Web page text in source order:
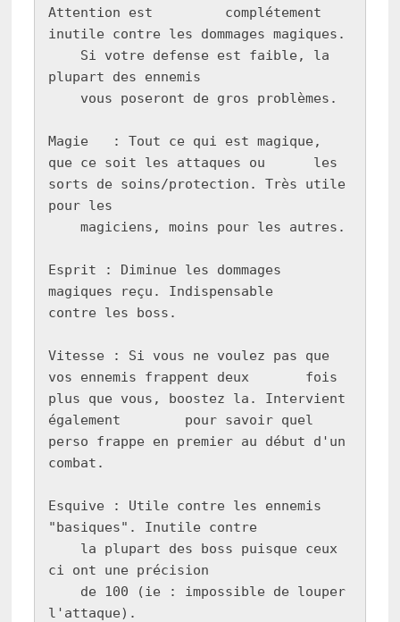
Attention est         complétement
inutile contre les dommages magiques.
plupart des ennemis
Magie   : Tout ce qui est magique,
que ce soit les attaques ou      les
sorts de soins/protection. Très utile
pour les
    magiciens, moins pour les autres.
Esprit : Diminue les dommages
magiques reçu. Indispensable
contre les boss.
Vitesse : Si vous ne voulez pas que
vos ennemis frappent deux       fois
plus que vous, boostez la. Intervient
également        pour savoir quel
perso frappe en premier au début d'un
combat.
Esquive : Utile contre les ennemis
"basiques". Inutile contre
ci ont une précision
l'attaque).